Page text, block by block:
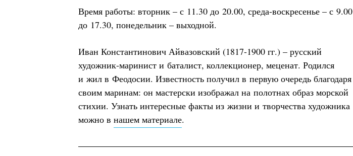
Время работы: вторник – с 11.30 до 20.00, среда-воскресенье – с 9.00
до 17.30, понедельник – выходной.
Иван Константинович Айвазовский (1817-1900 гг.) – русский
художник-маринист и баталист, коллекционер, меценат. Родился
и жил в Феодосии. Известность получил в первую очередь благодаря
своим маринам: он мастерски изображал на полотнах образ морской
стихии. Узнать интересные факты из жизни и творчества художника
можно в нашем материале.